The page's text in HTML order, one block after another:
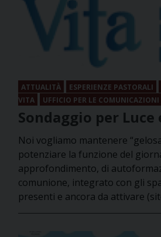
ATTUALITÀ ESPERIENZE PASTORALI
VITA
UFFICIO PER LE COMUNICAZIONI
Sondaggio per Luce
Noi vogliamo mantenere
potenziare la funzione del
approfondimento, di
comunione, integrato con gli
presenti e ancora da attivare